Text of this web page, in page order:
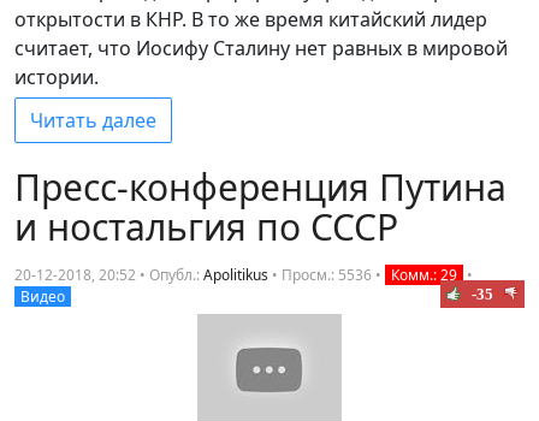
открытости в КНР. В то же время китайский лидер
считает, что Иосифу Сталину нет равных в мировой
истории.
Читать далее
Пресс-конференция Путина
и ностальгия по СССР
20-12-2018, 20:52 • Опубл.:Apolitikus • Просм.: 5536 • Комм.: 29 •
Видео
-35